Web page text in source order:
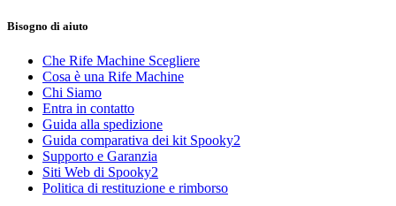
Bisogno di aiuto
Che Rife Machine Scegliere
Cosa è una Rife Machine
Chi Siamo
Entra in contatto
Guida alla spedizione
Guida comparativa dei kit Spooky2
Supporto e Garanzia
Siti Web di Spooky2
Politica di restituzione e rimborso